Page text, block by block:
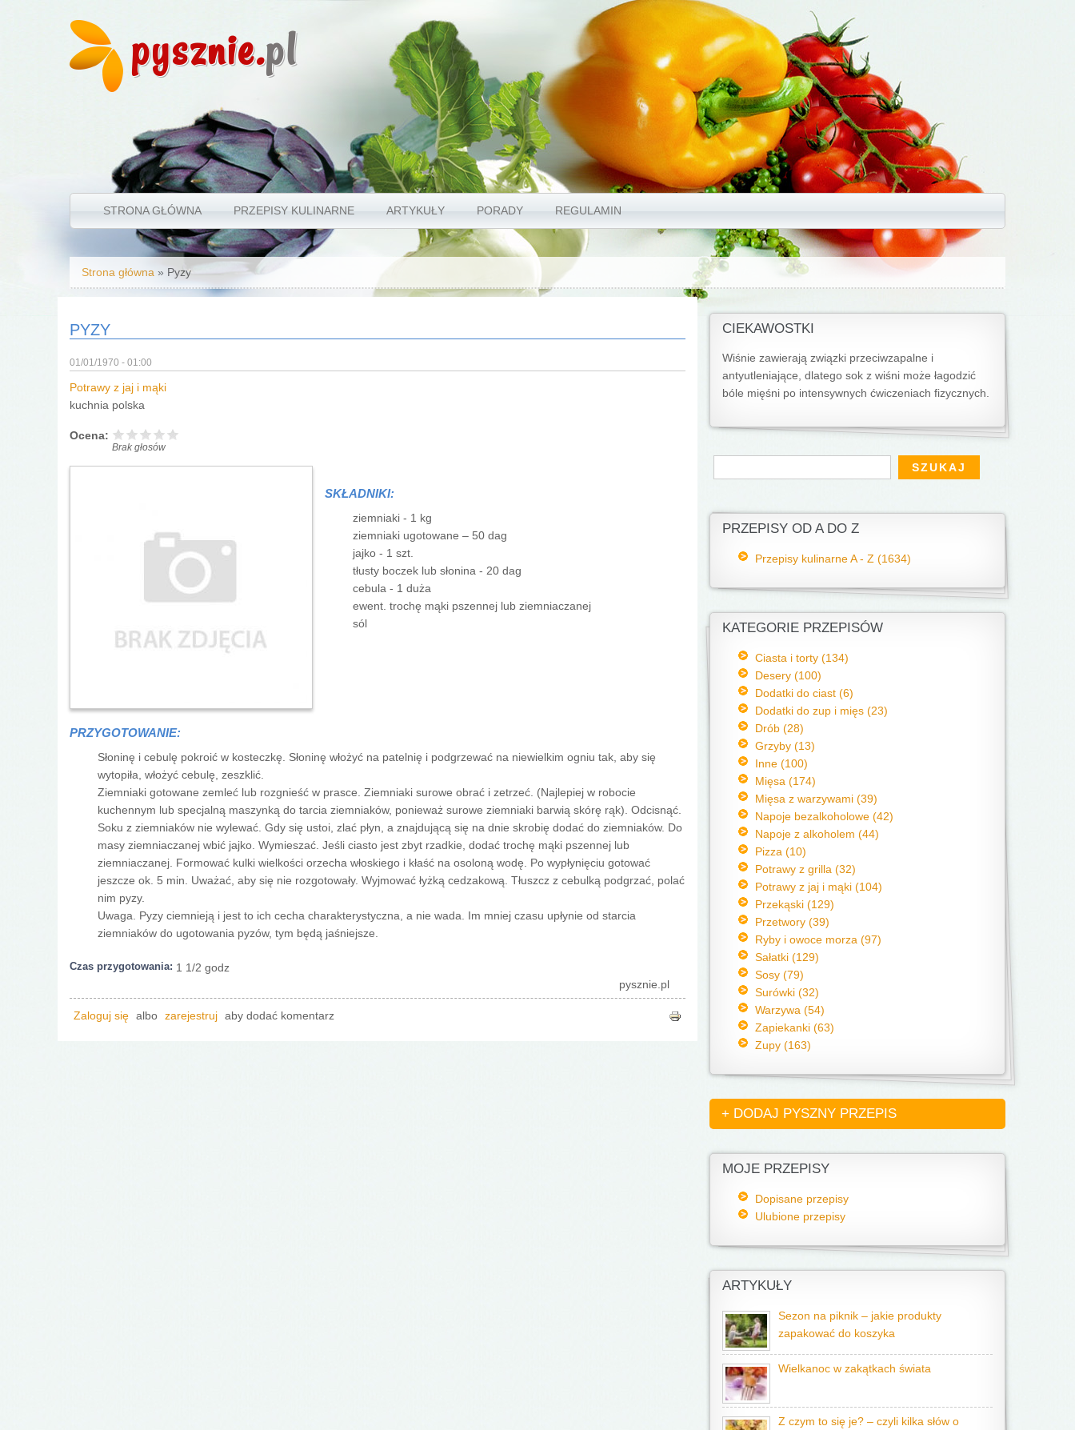
pysznie.pl
STRONA GŁÓWNA PRZEPISY KULINARNE ARTYKUŁY PORADY REGULAMIN
Jesteś tutaj
Strona główna » Pyzy
PYZY
01/01/1970 - 01:00
Potrawy z jaj i mąki
kuchnia polska
Ocena:
Brak głosów
SKŁADNIKI:
ziemniaki - 1 kg
ziemniaki ugotowane – 50 dag
jajko - 1 szt.
tłusty boczek lub słonina - 20 dag
cebula - 1 duża
ewent. trochę mąki pszennej lub ziemniaczanej
sól
PRZYGOTOWANIE:
Słoninę i cebulę pokroić w kosteczkę. Słoninę włożyć na patelnię i podgrzewać na niewielkim ogniu tak, aby się
wytopiła, włożyć cebulę, zeszklić.
Ziemniaki gotowane zemleć lub rozgnieść w prasce. Ziemniaki surowe obrać i zetrzeć. (Najlepiej w robocie
kuchennym lub specjalną maszynką do tarcia ziemniaków, ponieważ surowe ziemniaki barwią skórę rąk). Odcisnąć.
Soku z ziemniaków nie wylewać. Gdy się ustoi, zlać płyn, a znajdującą się na dnie skrobię dodać do ziemniaków. Do
masy ziemniaczanej wbić jajko. Wymieszać. Jeśli ciasto jest zbyt rzadkie, dodać trochę mąki pszennej lub
ziemniaczanej. Formować kulki wielkości orzecha włoskiego i kłaść na osoloną wodę. Po wypłynięciu gotować
jeszcze ok. 5 min. Uważać, aby się nie rozgotowały. Wyjmować łyżką cedzakową. Tłuszcz z cebulką podgrzać, polać
nim pyzy.
Uwaga. Pyzy ciemnieją i jest to ich cecha charakterystyczna, a nie wada. Im mniej czasu upłynie od starcia
ziemniaków do ugotowania pyzów, tym będą jaśniejsze.
Czas przygotowania: 1 1/2 godz
pysznie.pl
Zaloguj się albo zarejestruj aby dodać komentarz
CIEKAWOSTKI
Wiśnie zawierają związki przeciwzapalne i
antyutleniające, dlatego sok z wiśni może łagodzić
bóle mięśni po intensywnych ćwiczeniach fizycznych.
Formularz wyszukiwania
Szukaj
PRZEPISY OD A DO Z
Przepisy kulinarne A - Z (1634)
KATEGORIE PRZEPISÓW
Ciasta i torty (134)
Desery (100)
Dodatki do ciast (6)
Dodatki do zup i mięs (23)
Drób (28)
Grzyby (13)
Inne (100)
Mięsa (174)
Mięsa z warzywami (39)
Napoje bezalkoholowe (42)
Napoje z alkoholem (44)
Pizza (10)
Potrawy z grilla (32)
Potrawy z jaj i mąki (104)
Przekąski (129)
Przetwory (39)
Ryby i owoce morza (97)
Sałatki (129)
Sosy (79)
Surówki (32)
Warzywa (54)
Zapiekanki (63)
Zupy (163)
+ DODAJ PYSZNY PRZEPIS
MOJE PRZEPISY
Dopisane przepisy
Ulubione przepisy
ARTYKUŁY
Sezon na piknik – jakie produkty
zapakować do koszyka
Wielkanoc w zakątkach świata
Z czym to się je? – czyli kilka słów o